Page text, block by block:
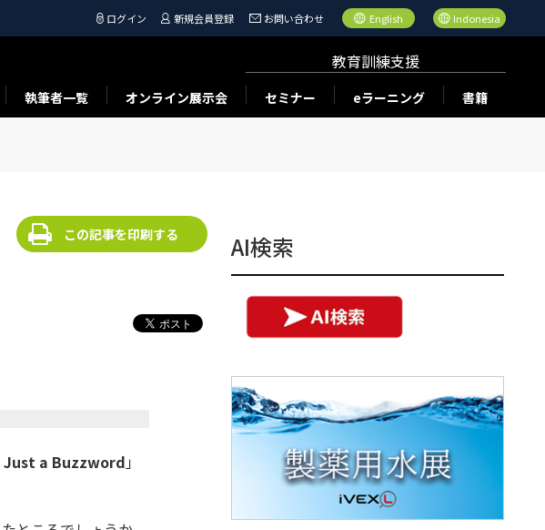
ログイン 新規会員登録 お問い合わせ English Indonesia
執筆者一覧 オンライン展示会
教育訓練支援
セミナー eラーニング 書籍
この記事を印刷する
Just a Buzzword 」
AI検索